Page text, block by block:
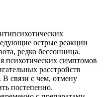
острые реакции
редко бессонница.
психотических симптомов
расстройств
В связи с чем, отмену
постепенно.